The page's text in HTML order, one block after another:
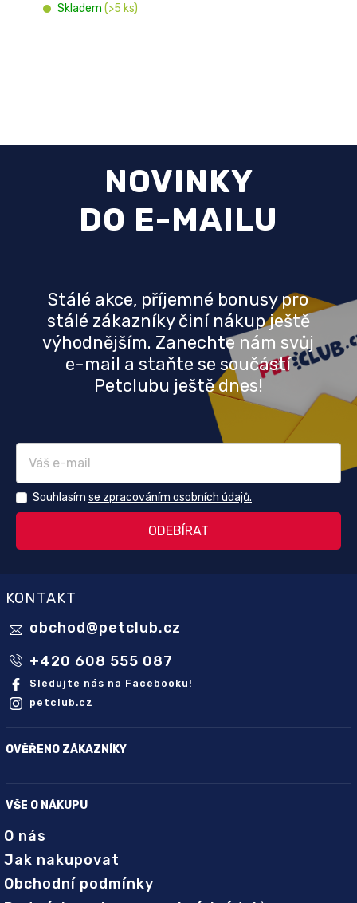
Skladem (>5 ks)
NOVINKY
DO E-MAILU
Stálé akce, příjemné bonusy pro
stálé zákazníky činí nákup ještě
výhodnějším. Zanechte nám svůj
e-mail a staňte se součástí
Petclubu ještě dnes!
Souhlasím se zpracováním osobních údajů.
KONTAKT
obchod@petclub.cz
+420 608 555 087
Sledujte nás na Facebooku!
petclub.cz
OVĚŘENO ZÁKAZNÍKY
VŠE O NÁKUPU
O nás
Jak nakupovat
Obchodní podmínky